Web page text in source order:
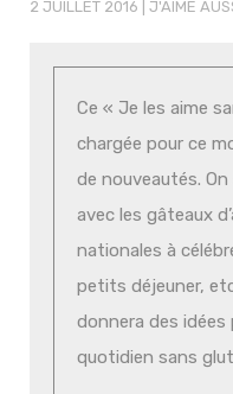
2 JUILLET 2016 J'AIME
Ce « Je les aime
chargée pour ce
de nouveautés.
avec les gâteaux
nationales à
petits déjeuner,
donnera des
quotidien sans